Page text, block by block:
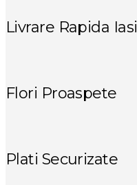
Livrare Rapida Iasi
Flori Proaspete
Plati Securizate